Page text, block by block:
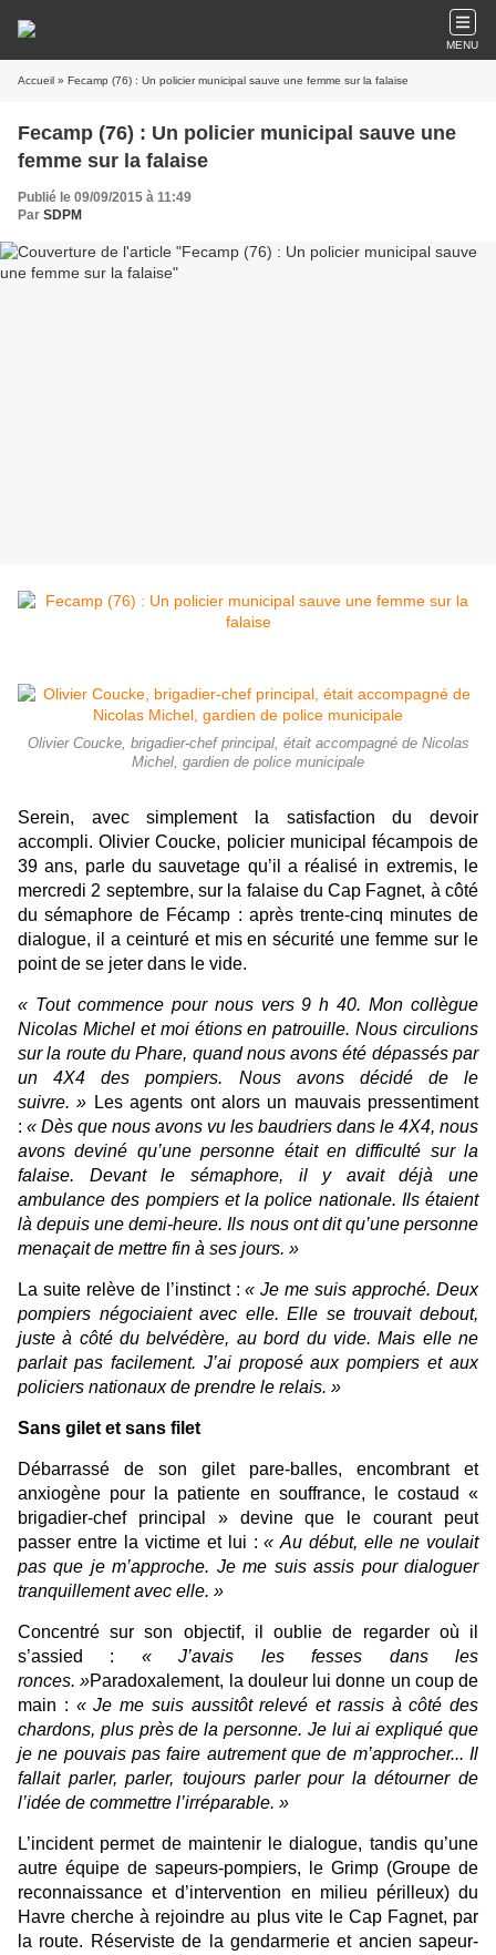
MENU
Accueil » Fecamp (76) : Un policier municipal sauve une femme sur la falaise
Fecamp (76) : Un policier municipal sauve une
femme sur la falaise
Publié le 09/09/2015 à 11:49
Par SDPM
Olivier Coucke, brigadier-chef principal, était accompagné de Nicolas
Michel, gardien de police municipale
Serein, avec simplement la satisfaction du devoir
accompli. Olivier Coucke, policier municipal fécampois de
39 ans, parle du sauvetage qu’il a réalisé in extremis, le
mercredi 2 septembre, sur la falaise du Cap Fagnet, à côté
du sémaphore de Fécamp : après trente-cinq minutes de
dialogue, il a ceinturé et mis en sécurité une femme sur le
point de se jeter dans le vide.
« Tout commence pour nous vers 9 h 40. Mon collègue
Nicolas Michel et moi étions en patrouille. Nous circulions
sur la route du Phare, quand nous avons été dépassés par
un 4X4 des pompiers. Nous avons décidé de le
suivre. » Les agents ont alors un mauvais pressentiment
: « Dès que nous avons vu les baudriers dans le 4X4, nous
avons deviné qu’une personne était en difficulté sur la
falaise. Devant le sémaphore, il y avait déjà une
ambulance des pompiers et la police nationale. Ils étaient
là depuis une demi-heure. Ils nous ont dit qu’une personne
menaçait de mettre fin à ses jours. »
La suite relève de l’instinct :« Je me suis approché. Deux
pompiers négociaient avec elle. Elle se trouvait debout,
juste à côté du belvédère, au bord du vide. Mais elle ne
parlait pas facilement. J’ai proposé aux pompiers et aux
policiers nationaux de prendre le relais. »
Sans gilet et sans filet
Débarrassé de son gilet pare-balles, encombrant et
anxiogène pour la patiente en souffrance, le costaud «
brigadier-chef principal » devine que le courant peut
passer entre la victime et lui :« Au début, elle ne voulait
pas que je m’approche. Je me suis assis pour dialoguer
tranquillement avec elle. »
Concentré sur son objectif, il oublie de regarder où il
s’assied : «
J’avais les fesses dans les
ronces. »Paradoxalement, la douleur lui donne un coup de
main : « Je me suis aussitôt relevé et rassis à côté des
chardons, plus près de la personne. Je lui ai expliqué que
je ne pouvais pas faire autrement que de m’approcher... Il
fallait parler, parler, toujours parler pour la détourner de
l’idée de commettre l’irréparable. »
L’incident permet de maintenir le dialogue, tandis qu’une
autre équipe de sapeurs-pompiers, le Grimp (Groupe de
reconnaissance et d’intervention en milieu périlleux) du
Havre cherche à rejoindre au plus vite le Cap Fagnet, par
la route. Réserviste de la gendarmerie et ancien sapeur-